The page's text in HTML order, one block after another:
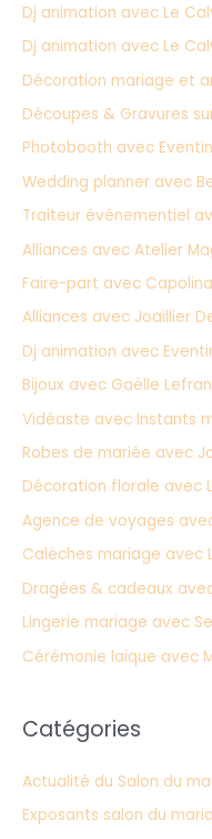
r
:
Dj animation avec Le
Dj animation avec Le
Décoration mariage et
Découpes & Gravures
Photobooth avec
Wedding planner avec
Traiteur événementiel
Alliances avec Atelier
Faire-part avec Capolina
Alliances avec Joaillier
Dj animation avec
Bijoux avec Gaëlle
Vidéaste avec Instants
Robes de mariée avec
Décoration florale avec
Agence de voyages
Calèches mariage avec
Dragées & cadeaux
Lingerie mariage avec
Cérémonie laïque avec
Catégories
Actualité du Salon du
Exposants salon du